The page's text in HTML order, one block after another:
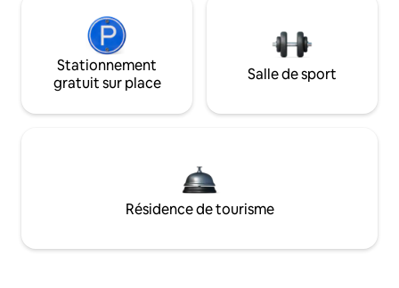
Stationnement
gratuit sur place
Salle de sport
Résidence de tourisme